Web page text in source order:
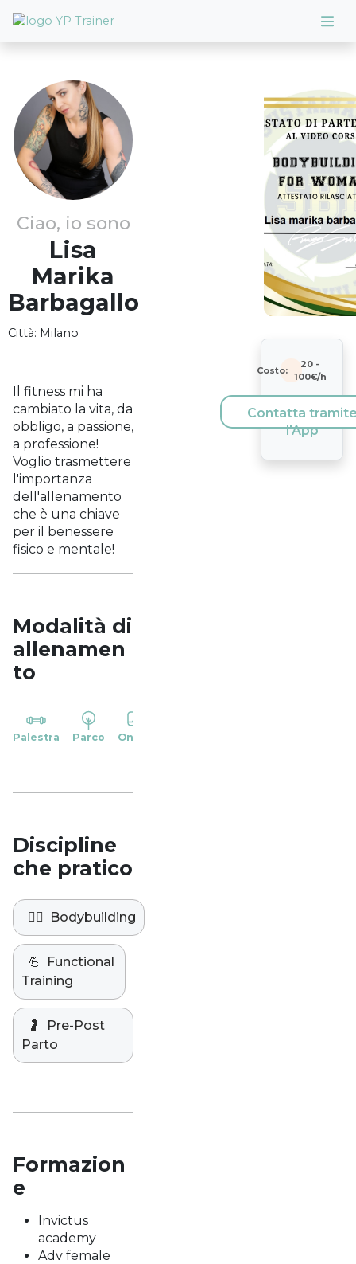
Ciao, io sono
Lisa
Marika
Barbagallo
Città: Milano
Il fitness mi ha
cambiato la vita, da
obbligo, a passione,
a professione!
Voglio trasmettere
l'importanza
dell'allenamento
che è una chiave
per il benessere
fisico e mentale!
Modalità di
allenamen
to
Palestra Parco Online
Discipline
che pratico
🏋️‍♀️ Bodybuilding
💪
Functional
Training
🤰
Pre-Post
Parto
Formazion
e
Invictus
academy
Adv female
Costo:
20 -
100€/h
Contatta
l'App